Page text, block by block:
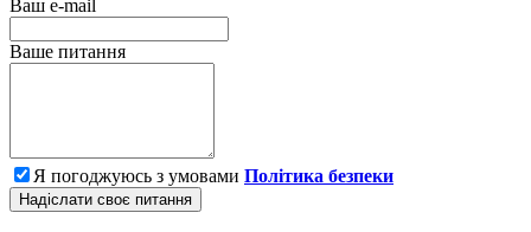
Ваш e-mail
Ваше питання
Я погоджуюсь з умовами Політика безпеки
Надіслати своє питання